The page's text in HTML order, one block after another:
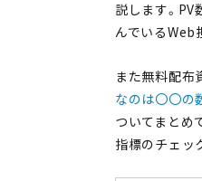
説します。
んでいるWeb
また無料配布
なのは〇〇の
ついてまとめ
指標のチェッ